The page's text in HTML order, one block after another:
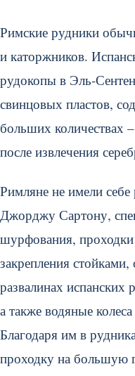
Римские рудники
и каторжников.
рудокопы в Эль-
свинцовых пластов,
больших количествах
после извлечения
Римляне не имели себе
Джорджу Сартону,
шурфования,
закрепления
развалинах
а также водяные
Благодаря им в
проходку на большую